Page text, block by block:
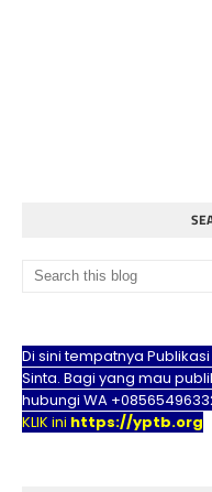
Di sini tempatnya
Sinta. Bagi yang mau
hubungi WA
KLIK ini https://yptb.org